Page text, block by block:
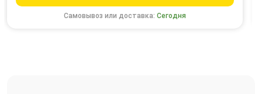
Самовывоз или доставка:Сегодня